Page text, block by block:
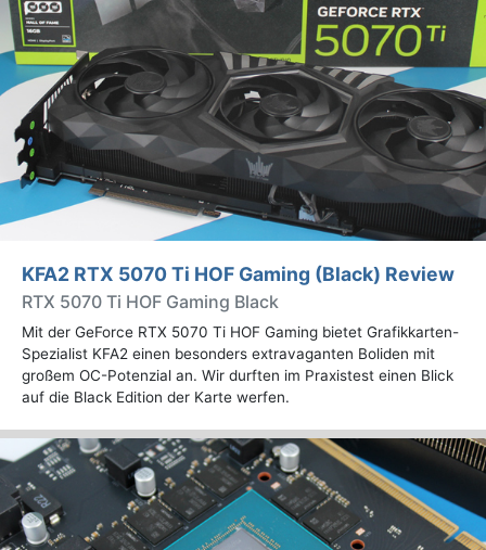
KFA2 RTX 5070 Ti HOF Gaming (Black) Review
RTX 5070 Ti HOF Gaming Black
Mit der GeForce RTX 5070 Ti HOF Gaming bietet Grafikkarten-
Spezialist KFA2 einen besonders extravaganten Boliden mit
großem OC-Potenzial an. Wir durften im Praxistest einen Blick
auf die Black Edition der Karte werfen.